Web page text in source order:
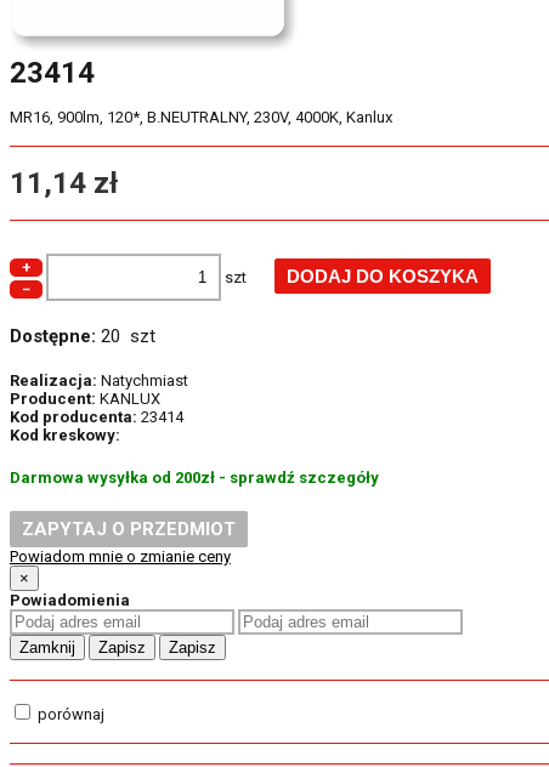
23414
MR16, 900lm, 120*, B.NEUTRALNY, 230V, 4000K, Kanlux
11,14 zł
+
−
szt
Dostępne: 20 szt
Realizacja: Natychmiast
Producent: KANLUX
Kod producenta: 23414
Kod kreskowy:
Darmowa wysyłka od 200zł - sprawdź szczegóły
ZAPYTAJ O PRZEDMIOT
Powiadom mnie o zmianie ceny
×
Powiadomienia
Zamknij Zapisz Zapisz
porównaj